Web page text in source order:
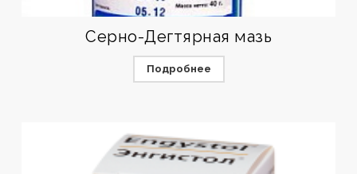
Серно-Дегтярная мазь
Подробнее